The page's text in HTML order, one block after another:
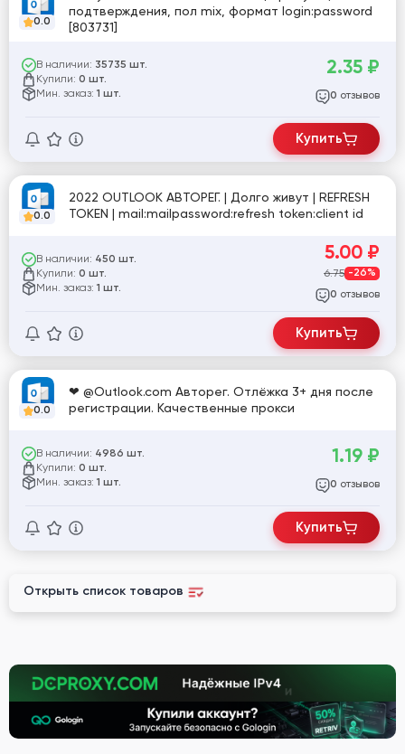
0.0
подтверждения, пол mix, формат login:password
[803731]
В наличии: 35735 шт.
Купили: 0 шт.
Мин. заказ: 1 шт.
2.35 ₽
0 отзывов
Купить
0.0
2022 OUTLOOK АВТОРЕГ. | Долго живут | REFRESH
TOKEN | mail:mailpassword:refresh token:client id
В наличии: 450 шт.
Купили: 0 шт.
Мин. заказ: 1 шт.
5.00 ₽
6.75 -26%
0 отзывов
Купить
0.0
❤ @Outlook.com Авторег. Отлёжка 3+ дня после
регистрации. Качественные прокси
В наличии: 4986 шт.
Купили: 0 шт.
Мин. заказ: 1 шт.
1.19 ₽
0 отзывов
Купить
Открыть список товаров